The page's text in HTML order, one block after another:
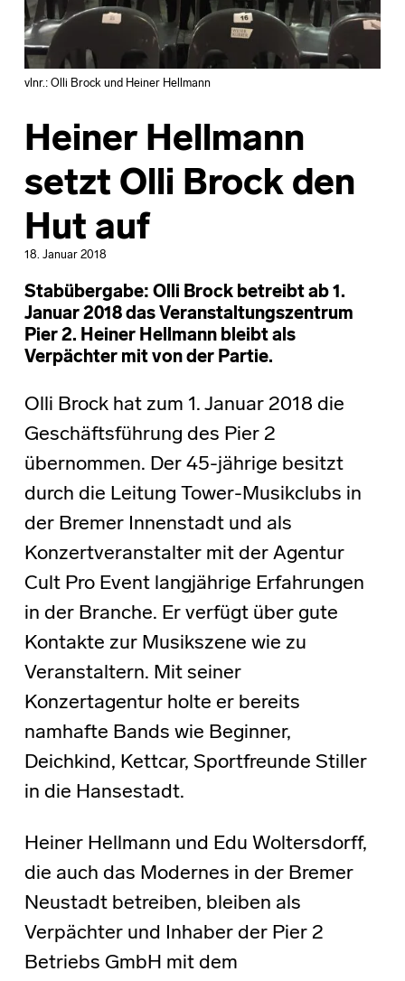
vlnr.: Olli Brock und Heiner Hellmann
Heiner Hellmann
setzt Olli Brock den
Hut auf
18. Januar 2018
Stabübergabe: Olli Brock betreibt ab 1.
Januar 2018 das Veranstaltungszentrum
Pier 2. Heiner Hellmann bleibt als
Verpächter mit von der Partie.
Olli Brock hat zum 1. Januar 2018 die
Geschäftsführung des Pier 2
übernommen. Der 45-jährige besitzt
durch die Leitung Tower-Musikclubs in
der Bremer Innenstadt und als
Konzertveranstalter mit der Agentur
Cult Pro Event langjährige Erfahrungen
in der Branche. Er verfügt über gute
Kontakte zur Musikszene wie zu
Veranstaltern. Mit seiner
Konzertagentur holte er bereits
namhafte Bands wie Beginner,
Deichkind, Kettcar, Sportfreunde Stiller
in die Hansestadt.
Heiner Hellmann und Edu Woltersdorff,
die auch das Modernes in der Bremer
Neustadt betreiben, bleiben als
Verpächter und Inhaber der Pier 2
Betriebs GmbH mit dem